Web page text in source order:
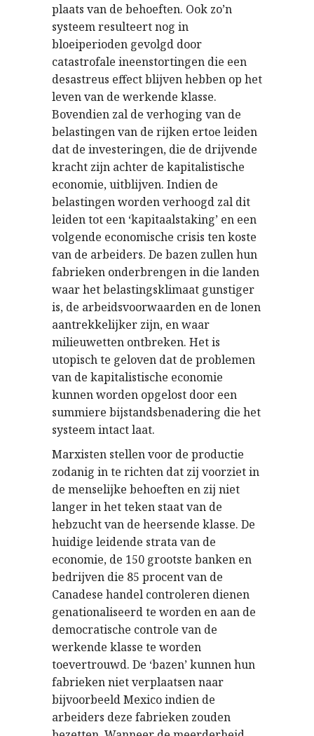
plaats van de behoeften. Ook zo’n
systeem resulteert nog in
bloeiperioden gevolgd door
catastrofale ineenstortingen die een
desastreus effect blijven hebben op het
leven van de werkende klasse.
Bovendien zal de verhoging van de
belastingen van de rijken ertoe leiden
dat de investeringen, die de drijvende
kracht zijn achter de kapitalistische
economie, uitblijven. Indien de
belastingen worden verhoogd zal dit
leiden tot een ‘kapitaalstaking’ en een
volgende economische crisis ten koste
van de arbeiders. De bazen zullen hun
fabrieken onderbrengen in die landen
waar het belastingsklimaat gunstiger
is, de arbeidsvoorwaarden en de lonen
aantrekkelijker zijn, en waar
milieuwetten ontbreken. Het is
utopisch te geloven dat de problemen
van de kapitalistische economie
kunnen worden opgelost door een
summiere bijstandsbenadering die het
systeem intact laat.
Marxisten stellen voor de productie
zodanig in te richten dat zij voorziet in
de menselijke behoeften en zij niet
langer in het teken staat van de
hebzucht van de heersende klasse. De
huidige leidende strata van de
economie, de 150 grootste banken en
bedrijven die 85 procent van de
Canadese handel controleren dienen
genationaliseerd te worden en aan de
democratische controle van de
werkende klasse te worden
toevertrouwd. De ‘bazen’ kunnen hun
fabrieken niet verplaatsen naar
bijvoorbeeld Mexico indien de
arbeiders deze fabrieken zouden